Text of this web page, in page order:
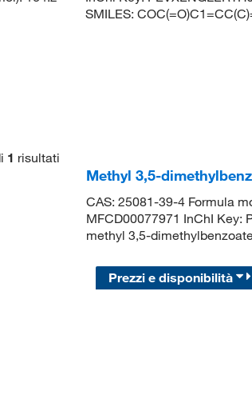
SMILES:
1 risultati
Methyl 3,5-
CAS: 25081-39-4 Formula
MFCD00077971 InChI Key:
methyl 3,5-
Prezzi e disponibilità